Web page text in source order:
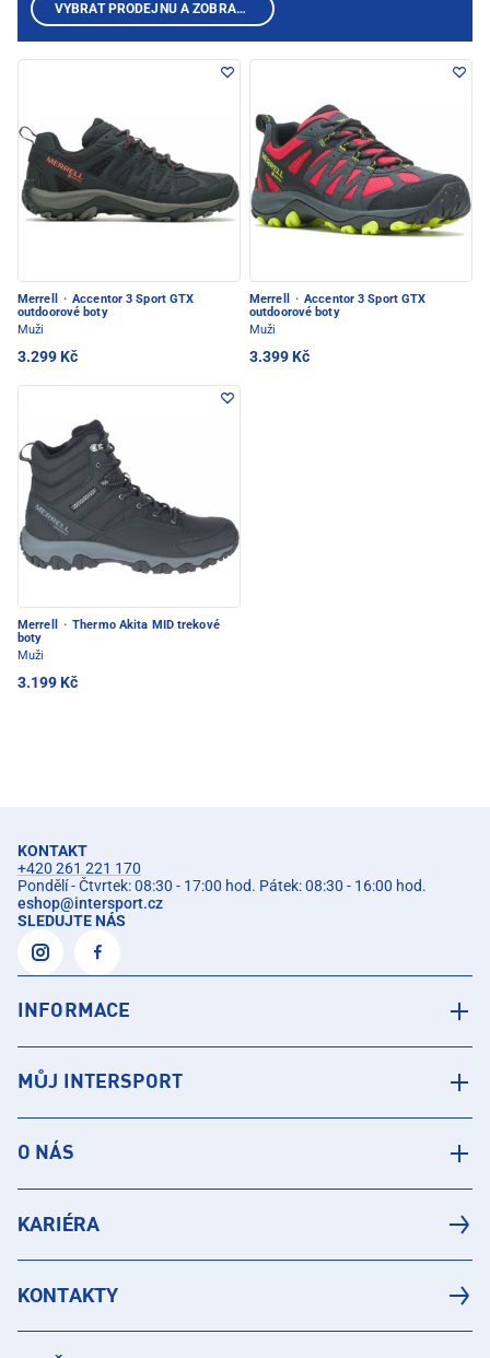
Merrell · Accentor 3 Sport GTX
outdoorové boty
Muži
3.299 Kč
Merrell · Accentor 3 Sport GTX
outdoorové boty
Muži
3.399 Kč
Merrell · Thermo Akita MID trekové
boty
Muži
3.199 Kč
VYBRAT PRODEJNU A ZOBRAZIT PRODUKTY
KONTAKT
+420 261 221 170
Pondělí - Čtvrtek: 08:30 - 17:00 hod. Pátek: 08:30 - 16:00 hod.
eshop@intersport.cz
SLEDUJTE NÁS
INFORMACE
MŮJ INTERSPORT
O NÁS
KARIÉRA
KONTAKTY